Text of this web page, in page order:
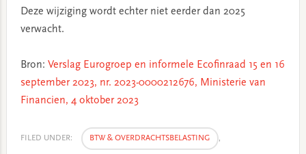
Deze wijziging wordt echter niet eerder dan 2025
verwacht.
Bron: Verslag Eurogroep en informele Ecofinraad 15 en 16
september 2023, nr. 2023-0000212676, Ministerie van
Financien, 4 oktober 2023
FILED UNDER: BTW & OVERDRACHTSBELASTING ,